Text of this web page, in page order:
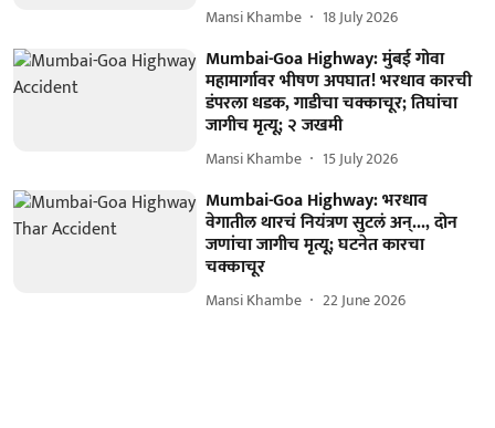
Mansi Khambe 18 July 2026
Mumbai-Goa Highway: मुंबई गोवा
महामार्गावर भीषण अपघात! भरधाव कारची
डंपरला धडक, गाडीचा चक्काचूर; तिघांचा
जागीच मृत्यू; २ जखमी
Mansi Khambe 15 July 2026
Mumbai-Goa Highway: भरधाव
वेगातील थारचं नियंत्रण सुटलं अन्..., दोन
जणांचा जागीच मृत्यू; घटनेत कारचा
चक्काचूर
Mansi Khambe 22 June 2026